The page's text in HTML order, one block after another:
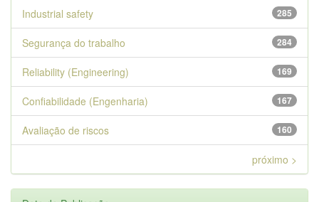
285
Industrial safety
284
Segurança do trabalho
169
Reliability (Engineering)
167
Confiabilidade (Engenharia)
160
Avaliação de riscos
próximo >